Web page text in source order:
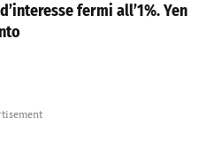
fermi all’1%. Yen